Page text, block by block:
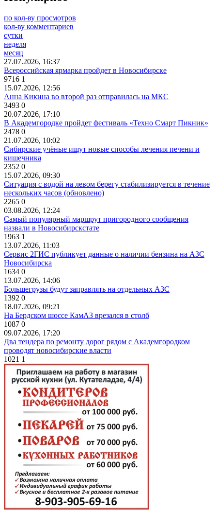
по кол-ву просмотров
кол-ву комментариев
сутки
неделя
месяц
27.07.2026, 16:37
Всероссийская ярмарка пройдет в Новосибирске
9716 1
15.07.2026, 12:56
Анна Кикина во второй раз отправилась на МКС
3493 0
20.07.2026, 17:10
В Академгородке пройдет фестиваль «Техно Смарт Пикник»
2478 0
21.07.2026, 10:02
Сибирские учёные ищут новые способы лечения печени и
кишечника
2352 0
15.07.2026, 09:30
Ситуация с водой на левом берегу стабилизируется в течение
нескольких часов (обновлено)
2265 0
03.08.2026, 12:24
Самый популярный маршрут пригородного сообщения
назвали в Новосибирскстате
1963 1
13.07.2026, 11:03
Сервис 2ГИС публикует данные о наличии бензина на АЗС
Новосибирска
1634 0
13.07.2026, 14:06
Большегрузы будут заправлять на отдельных АЗС
1392 0
18.07.2026, 09:21
На Бердском шоссе КамАЗ врезался в столб
1087 0
09.07.2026, 17:20
Два тендера по ремонту дорог рядом с Академгородком
проводят новосибирские власти
1021 1